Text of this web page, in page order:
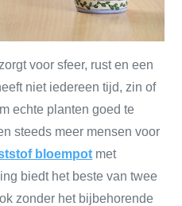
voor sfeer, rust en een
niet iedereen tijd, zin of
echte planten goed te
steeds meer mensen voor
bloempot met
biedt het beste van twee
zonder het bijbehorende